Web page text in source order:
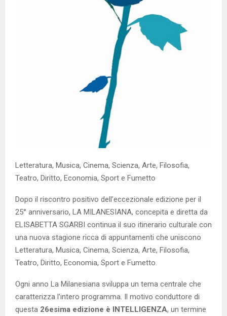
Letteratura, Musica, Cinema, Scienza, Arte, Filosofia,
Teatro, Diritto, Economia, Sport e Fumetto
Dopo il riscontro positivo dell’eccezionale edizione per il
25° anniversario, LA MILANESIANA, concepita e diretta da
ELISABETTA SGARBI continua il suo itinerario culturale con
una nuova stagione ricca di appuntamenti che uniscono
Letteratura, Musica, Cinema, Scienza, Arte, Filosofia,
Teatro, Diritto, Economia, Sport e Fumetto.
Ogni anno La Milanesiana sviluppa un tema centrale che
caratterizza l’intero programma. Il motivo conduttore di
questa 26esima edizione è INTELLIGENZA, un termine